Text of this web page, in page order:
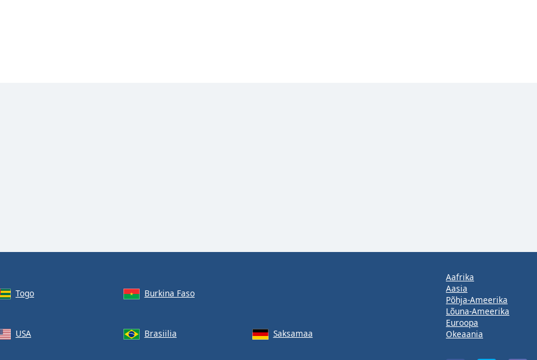
Togo Burkina Faso
USA Brasiilia Saksamaa
Aafrika
Aasia
Põhja-Ameerika
Lõuna-Ameerika
Euroopa
Okeaania